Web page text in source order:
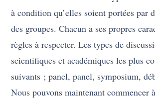
à condition qu’elles soient portées par
des groupes. Chacun a ses propres
règles à respecter. Les types de
scientifiques et académiques les plus
suivants ; panel, panel, symposium,
Nous pouvons maintenant commencer